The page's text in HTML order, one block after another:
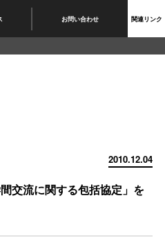
お問い合わせ 関連リンク
2010.12.04
交流に関する包括協定」を